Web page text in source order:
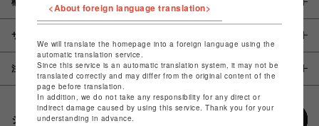
概要
サイズ
注意事項
シェアする
<About foreign language translation>
We will translate the homepage into a foreign language using the
automatic translation service.
Since this service is an automatic translation system, it may not be
translated correctly and may differ from the original content of the
page before translation.
In addition, we do not take any responsibility for any direct or
indirect damage caused by using this service. Thank you for your
understanding in advance.